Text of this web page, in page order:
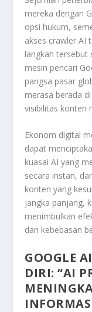
mereka dengan
opsi hukum,
akses crawler AI
langkah tersebut
mesin pencari
pangsa pasar
merasa berada
visibilitas konten
Ekonom digital
dapat
kuasai AI yang
secara instan,
konten yang
jangka panjang,
menimbulkan
dan kebebasan
GOOGLE
DIRI: “AI